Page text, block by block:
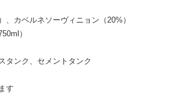
、カベルネソーヴィニョン（20%）
）
タンク、セメントタンク
す